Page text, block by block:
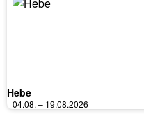
Hebe
04.08. – 19.08.2026